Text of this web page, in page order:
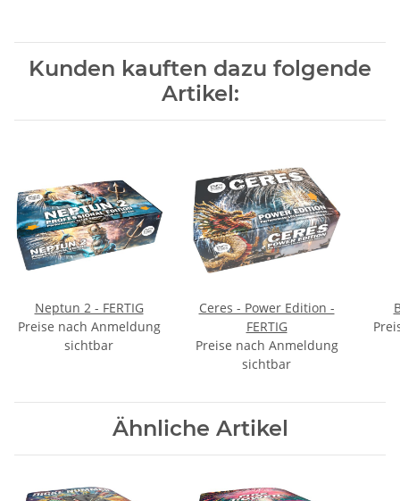
Kunden kauften dazu folgende
Artikel:
Neptun 2 - FERTIG
Preise nach Anmeldung
sichtbar
Ceres - Power Edition -
FERTIG
Preise nach Anmeldung
sichtbar
Ähnliche Artikel